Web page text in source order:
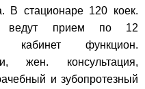
В стационаре 120 коек.
ведут прием по 12
кабинет функцион.
жен. консультация,
и зубопротезный